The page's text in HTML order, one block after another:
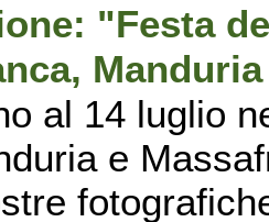
"Festa
al 14 luglio
e